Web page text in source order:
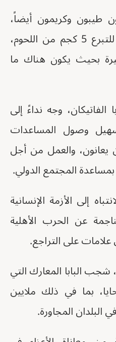
طيبون وكريمون أيضاً،
لدرجة أنهم ذبحوا خروفاً للتبرع 5 كجم من اللحوم،
بحيث يكون هناك ما
وجه نداءً إلى
وصول المساعدات
يعانون، والعمل من أجل
المجتمع الدولي.
إلى الأزمة الإنسانية
عن الحرب الأهلية
على التراجع.
البابا المعارك التي
بما في ذلك ملايين
البلدان المجاورة.